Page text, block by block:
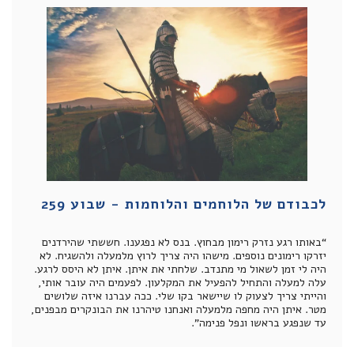
לכבודם של הלוחמים והלוחמות - שבוע 259
“באותו רגע נזרק רימון מבחוץ. בנס לא נפגענו. חששתי שהירדנים
יזרקו רימונים נוספים. מישהו היה צריך לרוץ מלמעלה ולהשגיח. לא
היה לי זמן לשאול מי מתנדב. שלחתי את איתן. איתן לא היסס לרגע.
עלה למעלה והתחיל להפעיל את המקלעון. לפעמים היה עובר אותי,
והייתי צריך לצעוק לו שיישאר בקו שלי. ככה עברנו איזה שלושים
מטר. איתן היה מחפה מלמעלה ואנחנו טיהרנו את הבונקרים מבפנים,
עד שנפגע בראשו ונפל פנימה”.